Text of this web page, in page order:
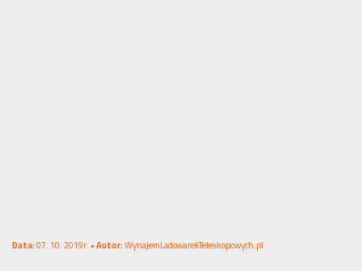
Data:07. 10. 2019r. •Autor:WynajemLadowarekTeleskopowych.pl